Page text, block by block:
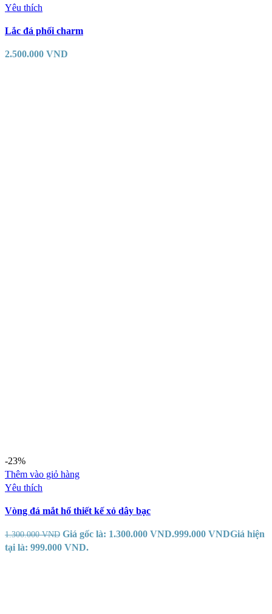
Yêu thích
Lắc đá phối charm
2.500.000 VND
-23%
Thêm vào giỏ hàng
Yêu thích
Vòng đá mắt hổ thiết kế xỏ dây bạc
1.300.000VND Giá gốc là: 1.300.000 VND.999.000 VNDGiá hiện
tại là: 999.000 VND.